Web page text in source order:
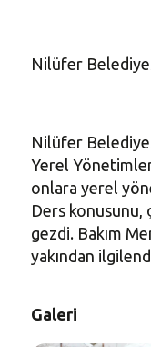
Nilüfer
Nilüfer
Yerel
onlara yerel
Ders konusunu,
gezdi. Bakım
yakından
Galeri